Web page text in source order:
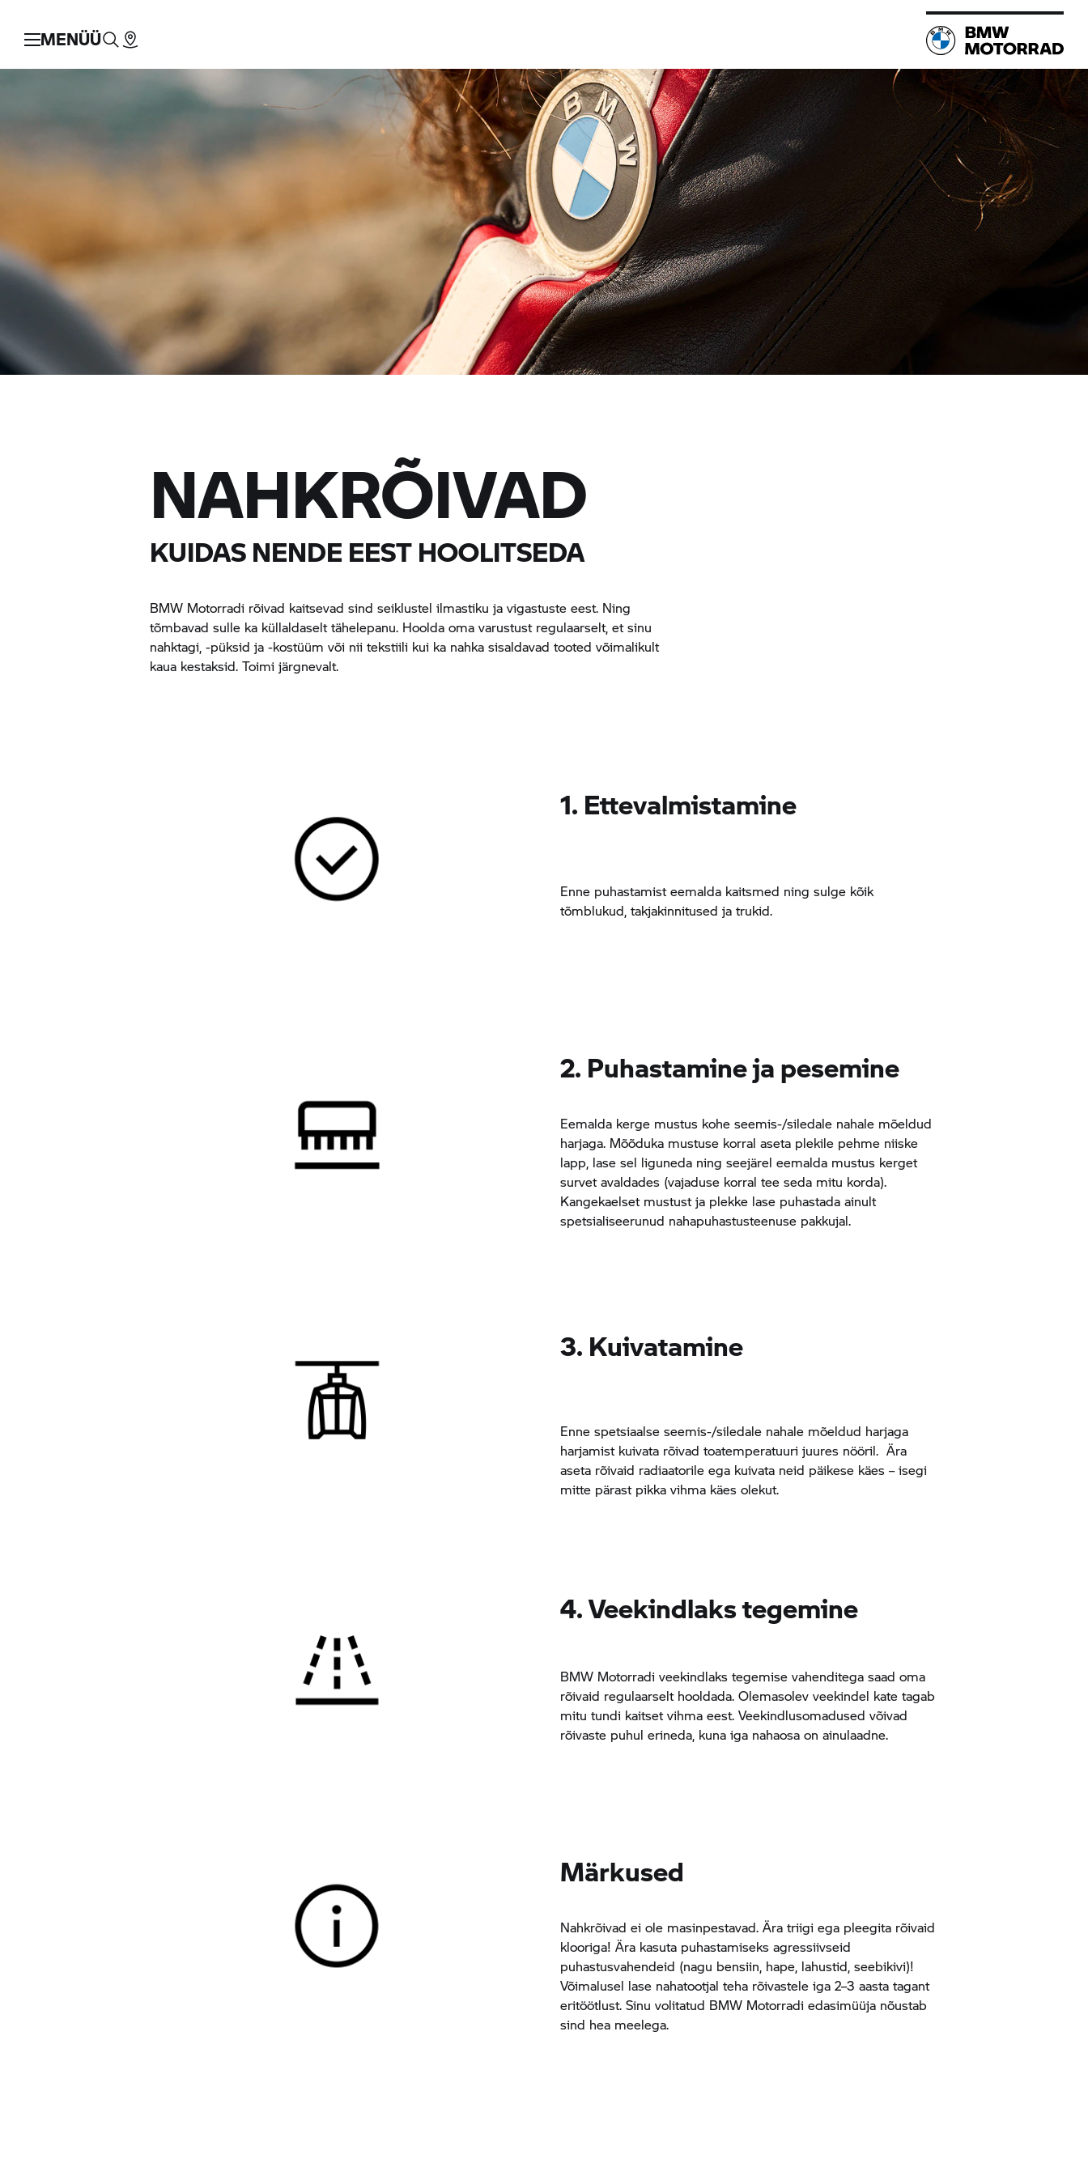
MENÜÜ
NAHKRÕIVAD
KUIDAS NENDE EEST HOOLITSEDA
BMW Motorradi rõivad kaitsevad sind seiklustel ilmastiku ja vigastuste eest. Ning
tõmbavad sulle ka küllaldaselt tähelepanu. Hoolda oma varustust regulaarselt, et sinu
nahktagi, -püksid ja -kostüüm või nii tekstiili kui ka nahka sisaldavad tooted võimalikult
kaua kestaksid. Toimi järgnevalt.
1. Ettevalmistamine
Enne puhastamist eemalda kaitsmed ning sulge kõik
tõmblukud, takjakinnitused ja trukid.
2. Puhastamine ja pesemine
Eemalda kerge mustus kohe seemis-/siledale nahale mõeldud
harjaga. Mõõduka mustuse korral aseta plekile pehme niiske
lapp, lase sel liguneda ning seejärel eemalda mustus kerget
survet avaldades (vajaduse korral tee seda mitu korda).
Kangekaelset mustust ja plekke lase puhastada ainult
spetsialiseerunud nahapuhastusteenuse pakkujal.
3. Kuivatamine
Enne spetsiaalse seemis-/siledale nahale mõeldud harjaga
harjamist kuivata rõivad toatemperatuuri juures nööril. Ära
aseta rõivaid radiaatorile ega kuivata neid päikese käes – isegi
mitte pärast pikka vihma käes olekut.
4. Veekindlaks tegemine
BMW Motorradi veekindlaks tegemise vahenditega saad oma
rõivaid regulaarselt hooldada. Olemasolev veekindel kate tagab
mitu tundi kaitset vihma eest. Veekindlusomadused võivad
rõivaste puhul erineda, kuna iga nahaosa on ainulaadne.
Märkused
Nahkrõivad ei ole masinpestavad. Ära triigi ega pleegita rõivaid
klooriga! Ära kasuta puhastamiseks agressiivseid
puhastusvahendeid (nagu bensiin, hape, lahustid, seebikivi)!
Võimalusel lase nahatootjal teha rõivastele iga 2–3 aasta tagant
eritöötlust. Sinu volitatud BMW Motorradi edasimüüja nõustab
sind hea meelega.